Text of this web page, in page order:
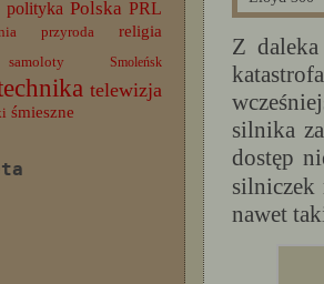
polityka Polska PRL
przyroda religia
samoloty Smoleńsk
telewizja
śmieszne
Z
silnika
dostęp
silniczek
nawet